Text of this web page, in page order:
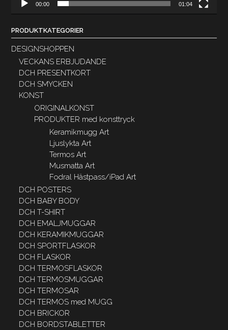
00:00 01:04
PRODUKTKATEGORIER
DESIGNSHOPPEN
VECKANS ERBJUDANDE
DCH PRESENTKORT
DCH SMYCKEN
KONST
ORIGINALKONST
PRODUKTER med konsttryck
Keramikmugg Art
Ljuslykta Art
Termos Art
Musmatta Art
Fodral Hästpass/iPad Art
DCH POSTERS
DCH BABY BODY
DCH T-SHIRT
DCH EMALJMUGGAR
DCH KERAMIKMUGGAR
DCH SPORTFLASKOR
DCH FLASKOR
DCH TERMOSFLASKOR
DCH TERMOSMUGGAR
DCH TERMOSAR
DCH TERMOS med MUGG
DCH BRICKOR
DCH BORDSTABLETTER